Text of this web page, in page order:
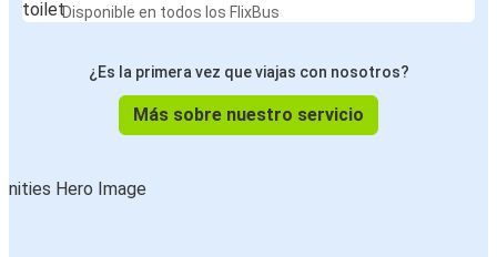
Disponible en todos los FlixBus
¿Es la primera vez que viajas con nosotros?
Más sobre nuestro servicio